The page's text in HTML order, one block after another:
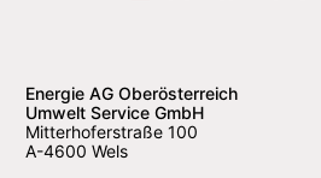
Energie AG Oberösterreich
Umwelt Service GmbH
Mitterhoferstraße 100
A-4600 Wels